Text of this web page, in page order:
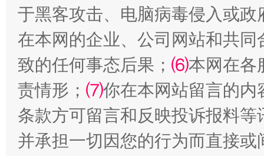
解纷+调解+退费，一次搞定
于黑客攻击、电脑病毒侵入或
在本网的企业、公司网站和共
致的任何事态后果； ⑹本网在各
责情形； ⑺你在本网站留言的内
条款方可留言和反映投诉报料
并承担一切因您的行为而直接